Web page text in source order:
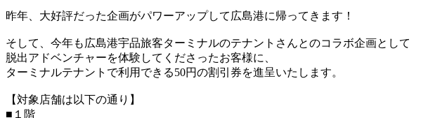
昨年、大好評だった企画がパワーアップして広島港に帰ってきます！
そして、今年も広島港宇品旅客ターミナルのテナントさんとのコラボ企画として
脱出アドベンチャーを体験してくださったお客様に、
ターミナルテナントで利用できる50円の割引券を進呈いたします。
【対象店舗は以下の通り】
■１階